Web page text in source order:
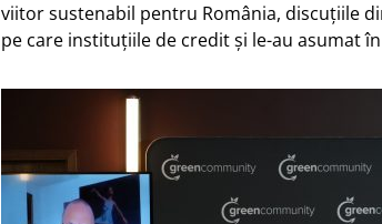
viitor sustenabil pentru România, discuțiile
pe care instituțiile de credit și le-au asumat